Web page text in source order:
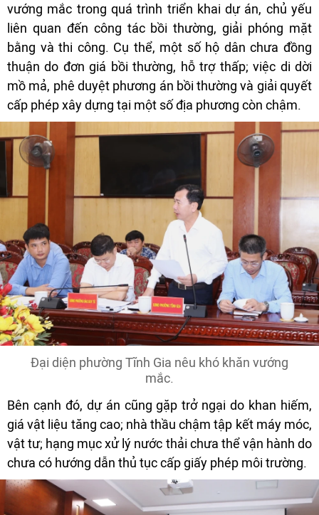
vướng mắc trong quá trình triển khai dự án, chủ yếu
liên quan đến công tác bồi thường, giải phóng mặt
bằng và thi công. Cụ thể, một số hộ dân chưa đồng
thuận do đơn giá bồi thường, hỗ trợ thấp; việc di dời
mồ mả, phê duyệt phương án bồi thường và giải quyết
cấp phép xây dựng tại một số địa phương còn chậm.
Đại diện phường Tĩnh Gia nêu khó khăn vướng
mắc.
Bên cạnh đó, dự án cũng gặp trở ngại do khan hiếm,
giá vật liệu tăng cao; nhà thầu chậm tập kết máy móc,
vật tư; hạng mục xử lý nước thải chưa thể vận hành do
chưa có hướng dẫn thủ tục cấp giấy phép môi trường.